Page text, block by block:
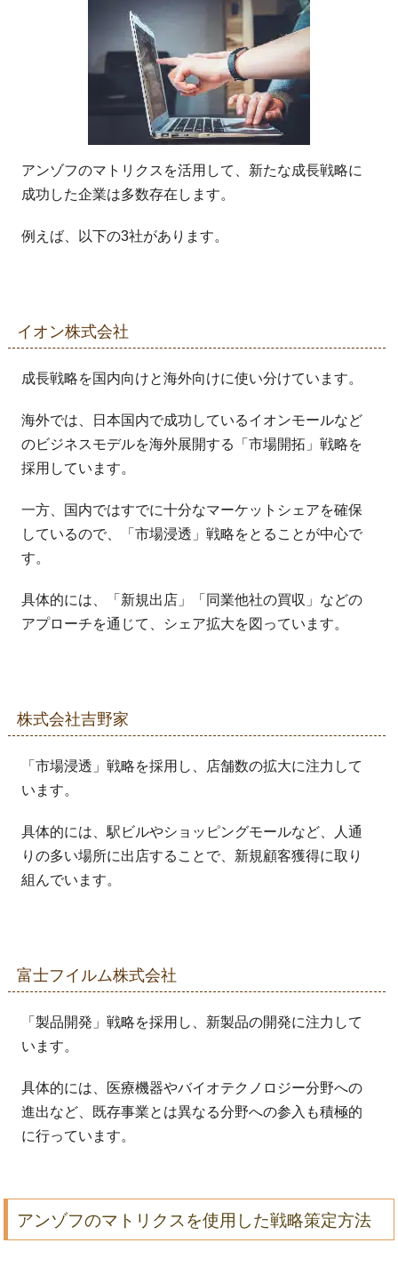
アンゾフのマトリクスを活用して、新たな成長戦略に
成功した企業は多数存在します。
例えば、以下の3社があります。
イオン株式会社
成長戦略を国内向けと海外向けに使い分けています。
海外では、日本国内で成功しているイオンモールなど
のビジネスモデルを海外展開する「市場開拓」戦略を
採用しています。
一方、国内ではすでに十分なマーケットシェアを確保
しているので、「市場浸透」戦略をとることが中心で
す。
具体的には、「新規出店」「同業他社の買収」などの
アプローチを通じて、シェア拡大を図っています。
株式会社吉野家
「市場浸透」戦略を採用し、店舗数の拡大に注力して
います。
具体的には、駅ビルやショッピングモールなど、人通
りの多い場所に出店することで、新規顧客獲得に取り
組んでいます。
富士フイルム株式会社
「製品開発」戦略を採用し、新製品の開発に注力して
います。
具体的には、医療機器やバイオテクノロジー分野への
進出など、既存事業とは異なる分野への参入も積極的
に行っています。
アンゾフのマトリクスを使用した戦略策定方法